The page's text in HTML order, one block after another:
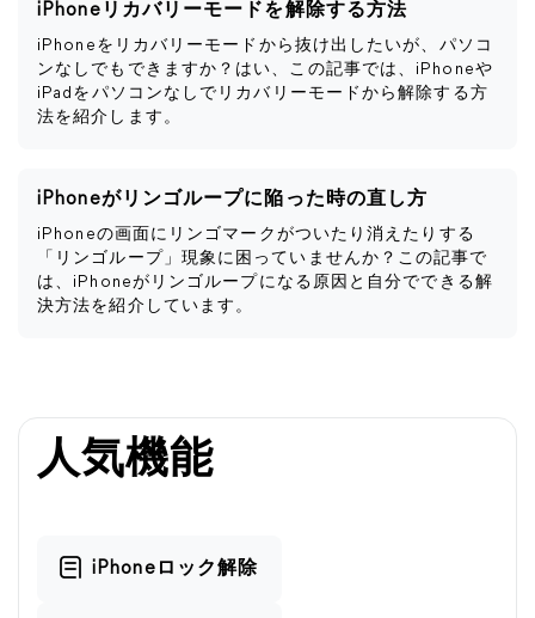
iPhoneリカバリーモードを解除する方法
iPhoneをリカバリーモードから抜け出したいが、パソコ
ンなしでもできますか？はい、この記事では、iPhoneや
iPadをパソコンなしでリカバリーモードから解除する方
法を紹介します。
iPhoneがリンゴループに陥った時の直し方
iPhoneの画面にリンゴマークがついたり消えたりする
「リンゴループ」現象に困っていませんか？この記事で
は、iPhoneがリンゴループになる原因と自分でできる解
決方法を紹介しています。
人気機能
iPhoneロック解除